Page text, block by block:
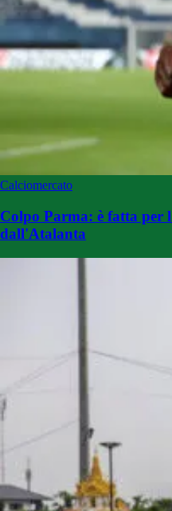
Calciomercato
Colpo Parma: è fatta per
dall'Atalanta